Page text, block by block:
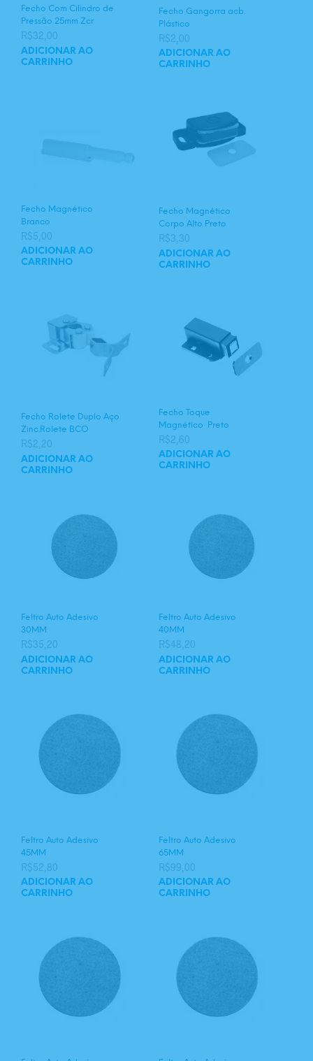
Fecho Com Cilindro de
Pressão 25mm Zcr
R$32,00
ADICIONAR AO
CARRINHO
Fecho Gangorra acb.
Plástico
R$2,00
ADICIONAR AO
CARRINHO
Fecho Magnético
Branco
R$5,00
ADICIONAR AO
CARRINHO
Fecho Magnético
Corpo Alto Preto
R$3,30
ADICIONAR AO
CARRINHO
Fecho Rolete Duplo Aço
Zinc.Rolete BCO
R$2,20
ADICIONAR AO
CARRINHO
Fecho Toque
Magnético Preto
R$2,60
ADICIONAR AO
CARRINHO
Feltro Auto Adesivo
30MM
R$35,20
ADICIONAR AO
CARRINHO
Feltro Auto Adesivo
40MM
R$48,20
ADICIONAR AO
CARRINHO
Feltro Auto Adesivo
45MM
R$52,80
ADICIONAR AO
CARRINHO
Feltro Auto Adesivo
65MM
R$99,00
ADICIONAR AO
CARRINHO